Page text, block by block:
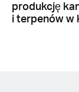
produkcję
i terpenów w